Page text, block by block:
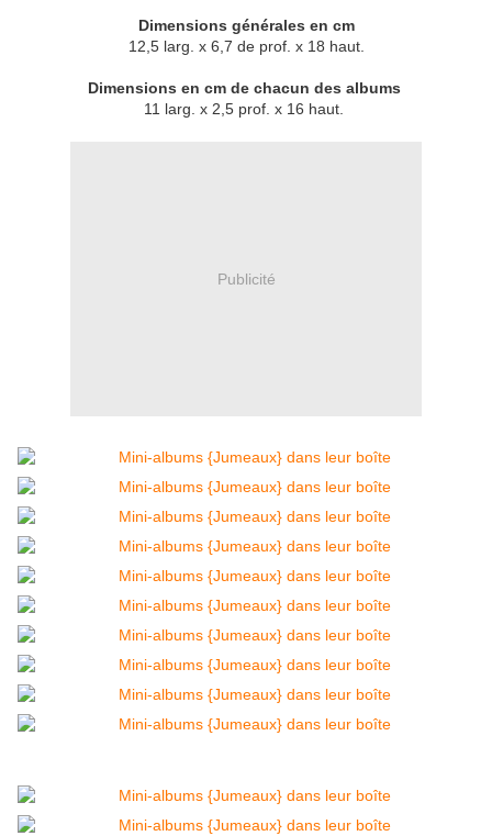
Dimensions générales en cm
12,5 larg. x 6,7 de prof. x 18 haut.
Dimensions en cm de chacun des albums
11 larg. x 2,5 prof. x 16 haut.
Publicité